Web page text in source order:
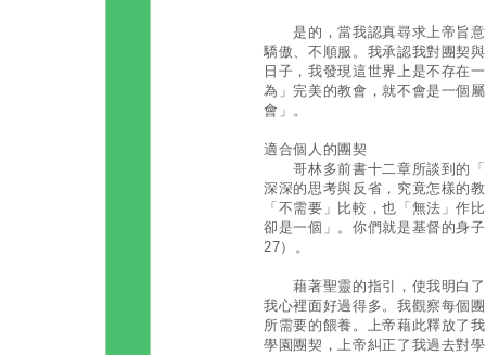
是的，當我認真尋求上帝旨意
驕傲、不順服。我承認我對團契
日子，我發現這世界上是不存在
為」完美的教會，就不會是一個
會」。
適合個人的團契
哥林多前書十二章所談到的「
深深的思考與反省，究竟怎樣的
「不需要」比較，也「無法」作
卻是一個」。你們就是基督的身
27）。
藉著聖靈的指引，使我明白了
我心裡面好過得多。我觀察每個
所需要的餵養。上帝藉此釋放了
學園團契，上帝糾正了我過去對